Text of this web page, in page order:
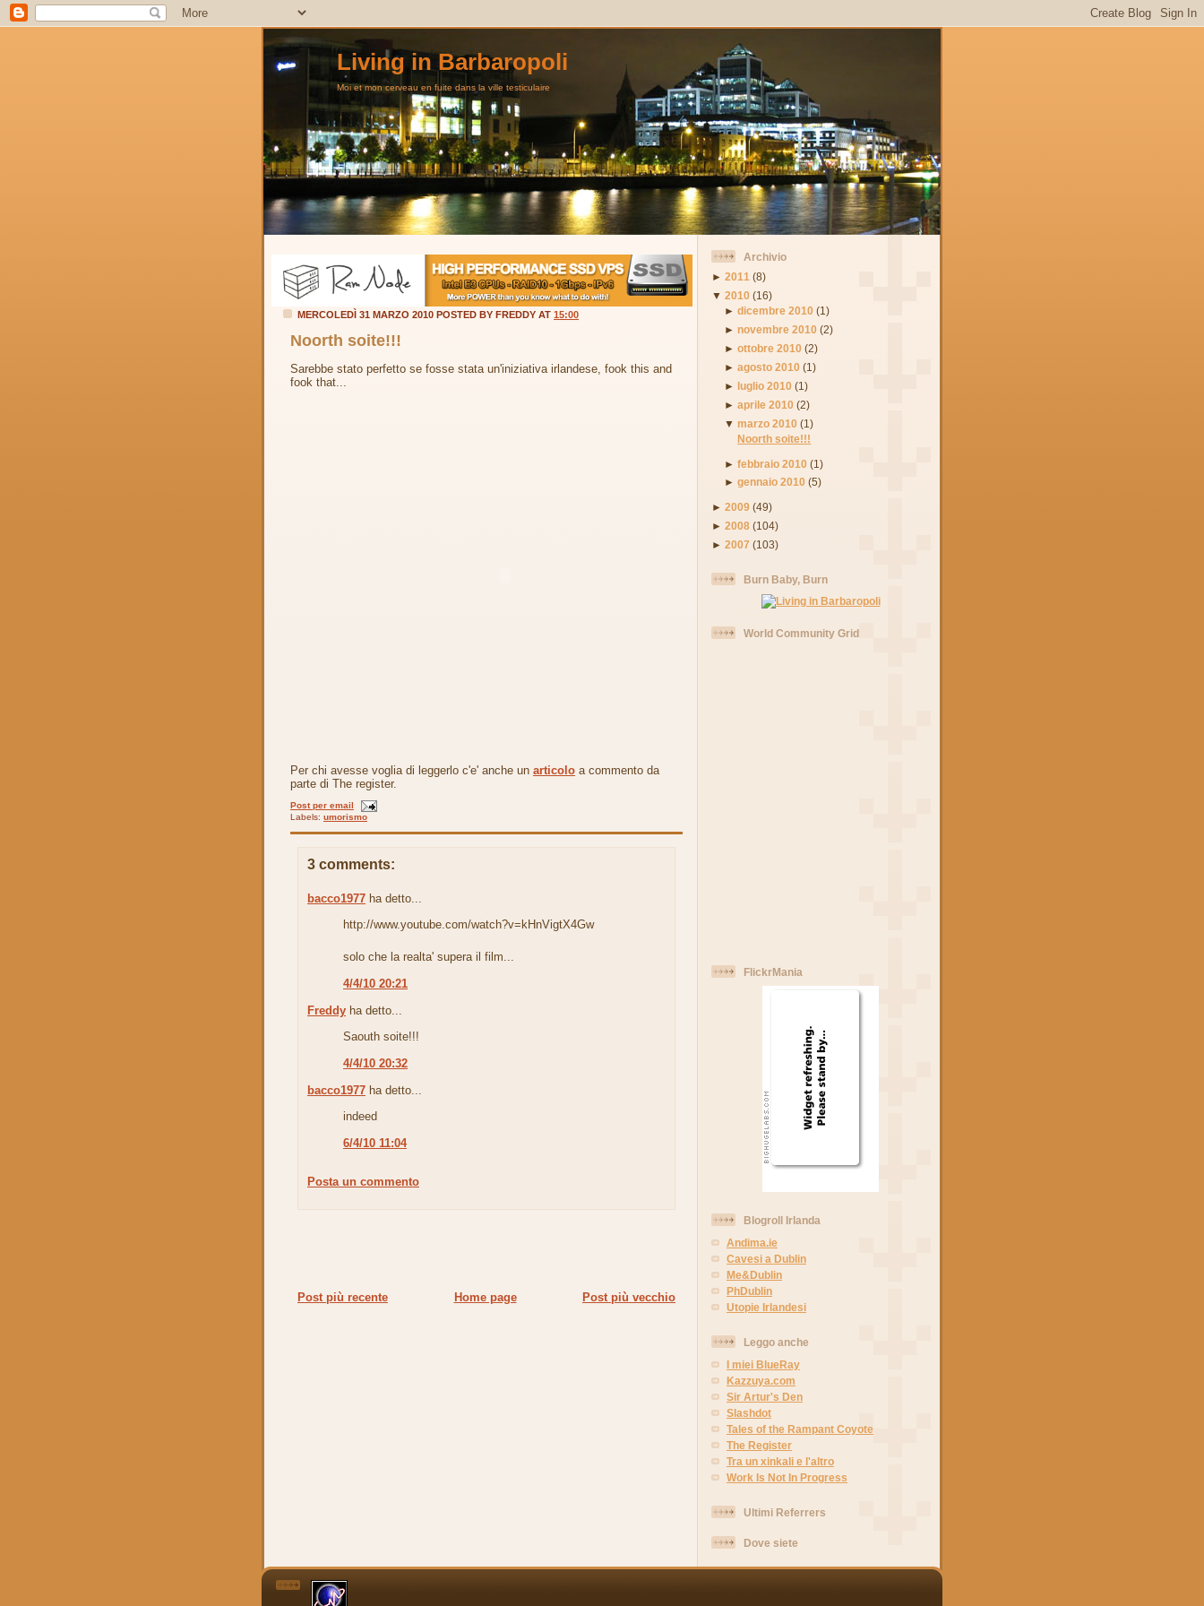
Living in Barbaropoli
Moi et mon cerveau en fuite dans la ville testiculaire
MERCOLEDÌ 31 MARZO 2010 POSTED BY FREDDY AT 15:00
Noorth soite!!!
Sarebbe stato perfetto se fosse stata un'iniziativa irlandese, fook this and
fook that...
Per chi avesse voglia di leggerlo c'e' anche un articolo a commento da
parte di The register.
Post per email
Labels: umorismo
3 comments:
bacco1977 ha detto...
http://www.youtube.com/watch?v=kHnVigtX4Gw
solo che la realta' supera il film...
4/4/10 20:21
Freddy ha detto...
Saouth soite!!!
4/4/10 20:32
bacco1977 ha detto...
indeed
6/4/10 11:04
Posta un commento
Post più recente Post più vecchio
Home page
Archivio
► 2011 (8)
▼ 2010 (16)
►dicembre 2010 (1)
►novembre 2010 (2)
►ottobre 2010 (2)
►agosto 2010 (1)
► luglio 2010 (1)
►aprile 2010 (2)
▼marzo 2010 (1)
Noorth soite!!!
►febbraio 2010 (1)
►gennaio 2010 (5)
► 2009 (49)
► 2008 (104)
► 2007 (103)
Burn Baby, Burn
World Community Grid
FlickrMania
Blogroll Irlanda
Andima.ie
Cavesi a Dublin
Me&Dublin
PhDublin
Utopie Irlandesi
Leggo anche
I miei BlueRay
Kazzuya.com
Sir Artur's Den
Slashdot
Tales of the Rampant Coyote
The Register
Tra un xinkali e l'altro
Work Is Not In Progress
Ultimi Referrers
Dove siete